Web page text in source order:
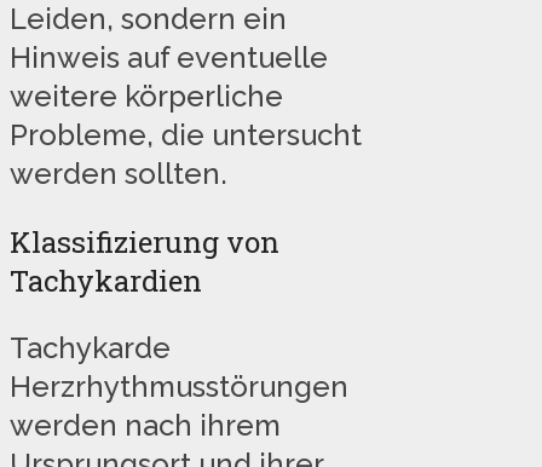
Leiden, sondern ein
Hinweis auf eventuelle
weitere körperliche
Probleme, die untersucht
werden sollten.
Klassifizierung von
Tachykardien
Tachykarde
Herzrhythmusstörungen
werden nach ihrem